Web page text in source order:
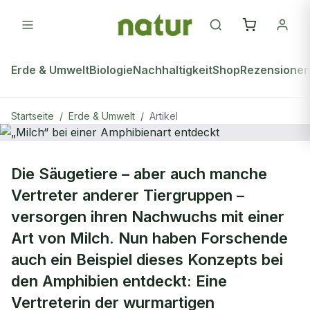
Erde & UmweltBiologieNachhaltigkeitShopRezensionen
Startseite / Erde & Umwelt / Artikel
„Milch“ bei einer Amphibienart
entdeckt
Die Säugetiere – aber auch manche
Vertreter anderer Tiergruppen –
versorgen ihren Nachwuchs mit einer
Art von Milch. Nun haben Forschende
auch ein Beispiel dieses Konzepts bei
den Amphibien entdeckt: Eine
Vertreterin der wurmartigen